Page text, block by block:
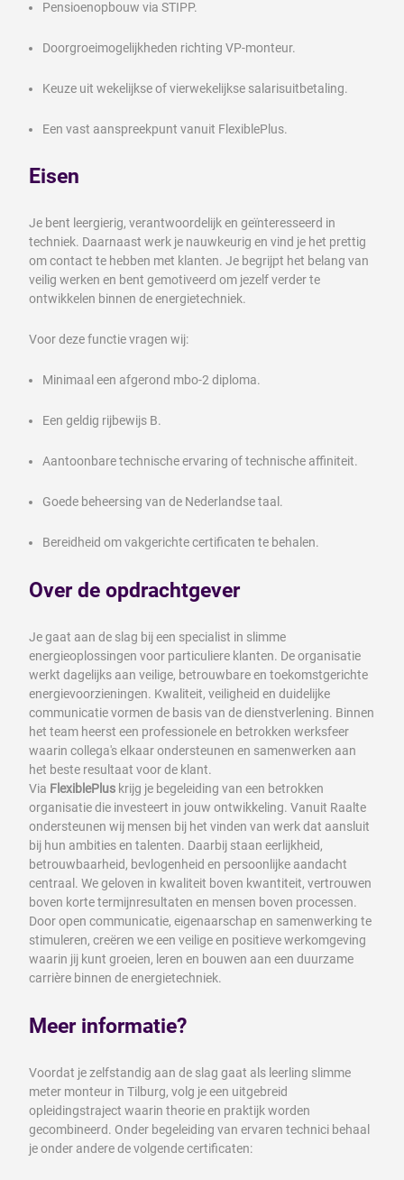
Pensioenopbouw via STIPP.
Doorgroeimogelijkheden richting VP-monteur.
Keuze uit wekelijkse of vierwekelijkse salarisuitbetaling.
Een vast aanspreekpunt vanuit FlexiblePlus.
Eisen
Je bent leergierig, verantwoordelijk en geïnteresseerd in
techniek. Daarnaast werk je nauwkeurig en vind je het prettig
om contact te hebben met klanten. Je begrijpt het belang van
veilig werken en bent gemotiveerd om jezelf verder te
ontwikkelen binnen de energietechniek.
Voor deze functie vragen wij:
Minimaal een afgerond mbo-2 diploma.
Een geldig rijbewijs B.
Aantoonbare technische ervaring of technische affiniteit.
Goede beheersing van de Nederlandse taal.
Bereidheid om vakgerichte certificaten te behalen.
Over de opdrachtgever
Je gaat aan de slag bij een specialist in slimme
energieoplossingen voor particuliere klanten. De organisatie
werkt dagelijks aan veilige, betrouwbare en toekomstgerichte
energievoorzieningen. Kwaliteit, veiligheid en duidelijke
communicatie vormen de basis van de dienstverlening. Binnen
het team heerst een professionele en betrokken werksfeer
waarin collega's elkaar ondersteunen en samenwerken aan
het beste resultaat voor de klant.
Via FlexiblePlus krijg je begeleiding van een betrokken
organisatie die investeert in jouw ontwikkeling. Vanuit Raalte
ondersteunen wij mensen bij het vinden van werk dat aansluit
bij hun ambities en talenten. Daarbij staan eerlijkheid,
betrouwbaarheid, bevlogenheid en persoonlijke aandacht
centraal. We geloven in kwaliteit boven kwantiteit, vertrouwen
boven korte termijnresultaten en mensen boven processen.
Door open communicatie, eigenaarschap en samenwerking te
stimuleren, creëren we een veilige en positieve werkomgeving
waarin jij kunt groeien, leren en bouwen aan een duurzame
carrière binnen de energietechniek.
Meer informatie?
Voordat je zelfstandig aan de slag gaat als leerling slimme
meter monteur in Tilburg, volg je een uitgebreid
opleidingstraject waarin theorie en praktijk worden
gecombineerd. Onder begeleiding van ervaren technici behaal
je onder andere de volgende certificaten: